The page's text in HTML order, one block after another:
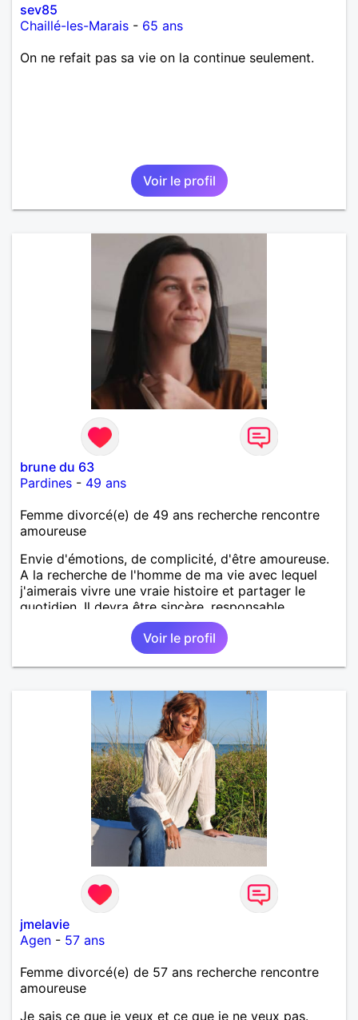
sev85
Chaillé-les-Marais - 65 ans
On ne refait pas sa vie on la continue seulement.
Voir le profil
brune du 63
Pardines - 49 ans
Femme divorcé(e) de 49 ans recherche rencontre
amoureuse
Envie d'émotions, de complicité, d'être amoureuse.
A la recherche de l'homme de ma vie avec lequel
j'aimerais vivre une vraie histoire et partager le
quotidien. Il devra être sincère, responsable,
ambitieux, entreprenant, fort de caractère et avec le
sens de l'humour. Il saura me chouchouter et me
mettre en valeur, me donner son amour et attention.
Merci de m'avoir lu et à bientôt...
Voir le profil
jmelavie
Agen - 57 ans
Femme divorcé(e) de 57 ans recherche rencontre
amoureuse
Je sais ce que je veux et ce que je ne veux pas.